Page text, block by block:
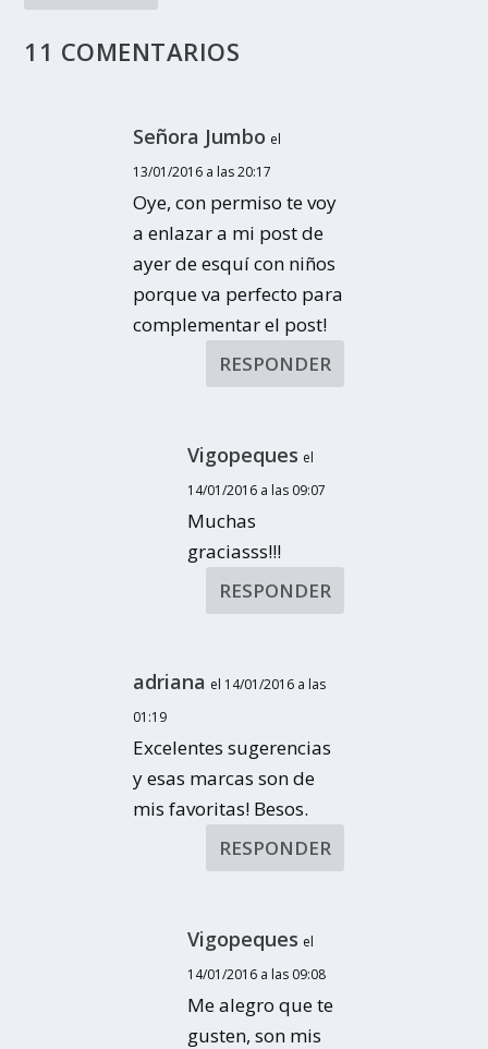
11 COMENTARIOS
Señora Jumbo el
13/01/2016 a las 20:17
Oye, con permiso te voy
a enlazar a mi post de
ayer de esquí con niños
porque va perfecto para
complementar el post!
RESPONDER
Vigopeques el
14/01/2016 a las 09:07
Muchas
graciasss!!!
RESPONDER
adriana el 14/01/2016 a las
01:19
Excelentes sugerencias
y esas marcas son de
mis favoritas! Besos.
RESPONDER
Vigopeques el
14/01/2016 a las 09:08
Me alegro que te
gusten, son mis